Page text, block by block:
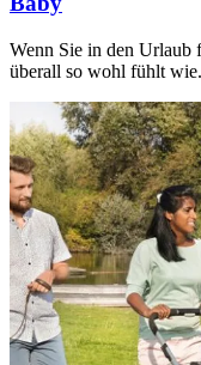
Wenn Sie in den Urlaub
überall so wohl fühlt